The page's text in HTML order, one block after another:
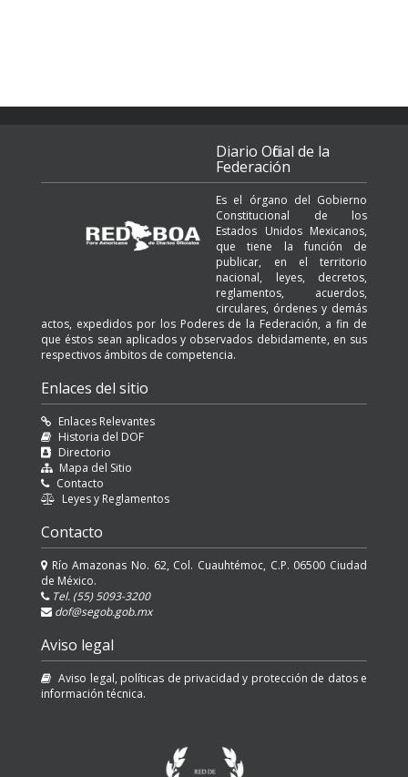
Diario Oficial de la
Federación
Es el órgano del Gobierno
Constitucional de los
Estados Unidos Mexicanos,
que tiene la función de
publicar, en el territorio
nacional, leyes, decretos,
reglamentos, acuerdos,
circulares, órdenes y demás
actos, expedidos por los Poderes de la Federación, a fin de
que éstos sean aplicados y observados debidamente, en sus
respectivos ámbitos de competencia.
Enlaces del sitio
Enlaces Relevantes
Historia del DOF
Directorio
Mapa del Sitio
Contacto
Leyes y Reglamentos
Contacto
Río Amazonas No. 62, Col. Cuauhtémoc, C.P. 06500 Ciudad
de México.
Tel. (55) 5093-3200
dof@segob.gob.mx
Aviso legal
Aviso legal, políticas de privacidad y protección de datos e
información técnica.